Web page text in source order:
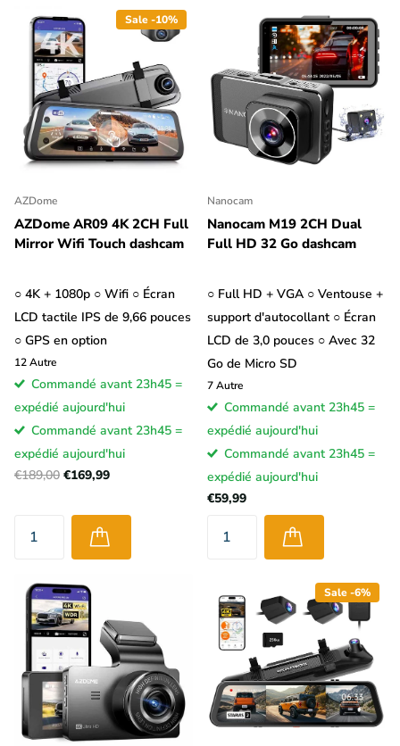
Sale -10%
AZDome
AZDome AR09 4K 2CH Full
Mirror Wifi Touch dashcam
○ 4K + 1080p ○ Wifi ○ Écran
LCD tactile IPS de 9,66 pouces
○ GPS en option
12Autre
Commandé avant 23h45 =
expédié aujourd'hui
Commandé avant 23h45 =
expédié aujourd'hui
€189,00 €169,99
Nanocam
Nanocam M19 2CH Dual
Full HD 32 Go dashcam
○ Full HD + VGA ○ Ventouse +
support d'autocollant ○ Écran
LCD de 3,0 pouces ○ Avec 32
Go de Micro SD
7Autre
Commandé avant 23h45 =
expédié aujourd'hui
Commandé avant 23h45 =
expédié aujourd'hui
€59,99
Sale -6%